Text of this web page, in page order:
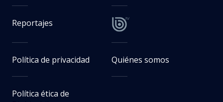
Reportajes
Política de privacidad Quiénes somos
Política ética de